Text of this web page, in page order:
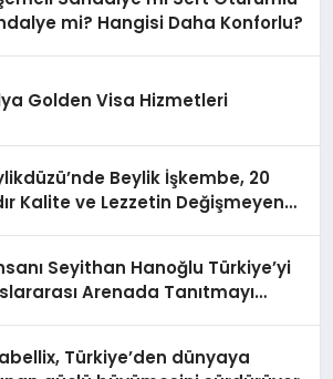
mi? Hangisi Daha Konforlu?
Golden Visa Hizmetleri
Beylik İşkembe, 20
Kalite ve Lezzetin Değişmeyen
Seyithan Hanoğlu Türkiye’yi
Arenada Tanıtmayı
Türkiye’den dünyaya